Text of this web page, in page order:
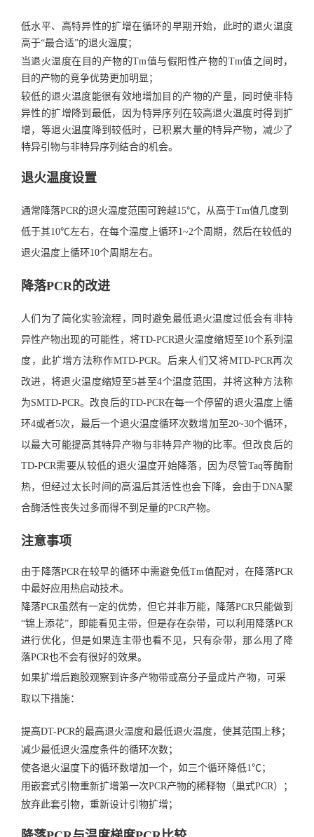
低水平、高特异性的扩增在循环的早期开始，此时的退火温度
高于“最合适”的退火温度；
当退火温度在目的产物的Tm值与假阳性产物的Tm值之间时，
目的产物的竞争优势更加明显；
较低的退火温度能很有效地增加目的产物的产量，同时使非特
异性的扩增降到最低，因为特异序列在较高退火温度时得到扩
增，等退火温度降到较低时，已积累大量的特异产物，减少了
特异引物与非特异序列结合的机会。
退火温度设置
通常降落PCR的退火温度范围可跨越15℃，从高于Tm值几度到
低于其10℃左右，在每个温度上循环1~2个周期，然后在较低的
退火温度上循环10个周期左右。
降落PCR的改进
人们为了简化实验流程，同时避免最低退火温度过低会有非特
异性产物出现的可能性，将TD-PCR退火温度缩短至10个系列温
度，此扩增方法称作MTD-PCR。后来人们又将MTD-PCR再次
改进，将退火温度缩短至5甚至4个温度范围，并将这种方法称
为SMTD-PCR。改良后的TD-PCR在每一个停留的退火温度上循
环4或者5次，最后一个退火温度循环次数增加至20~30个循环，
以最大可能提高其特异产物与非特异产物的比率。但改良后的
TD-PCR需要从较低的退火温度开始降落，因为尽管Taq等酶耐
热，但经过太长时间的高温后其活性也会下降，会由于DNA聚
合酶活性丧失过多而得不到足量的PCR产物。
注意事项
由于降落PCR在较早的循环中需避免低Tm值配对，在降落PCR
中最好应用热启动技术。
降落PCR虽然有一定的优势，但它并非万能，降落PCR只能做到
“锦上添花”，即能看见主带，但是存在杂带，可以利用降落PCR
进行优化，但是如果连主带也看不见，只有杂带，那么用了降
落PCR也不会有很好的效果。
如果扩增后跑胶观察到许多产物带或高分子量成片产物，可采
取以下措施：
提高DT-PCR的最高退火温度和最低退火温度，使其范围上移；
减少最低退火温度条件的循环次数；
使各退火温度下的循环数增加一个，如三个循环降低1℃；
用嵌套式引物重新扩增第一次PCR产物的稀释物（巢式PCR）；
放弃此套引物，重新设计引物扩增；